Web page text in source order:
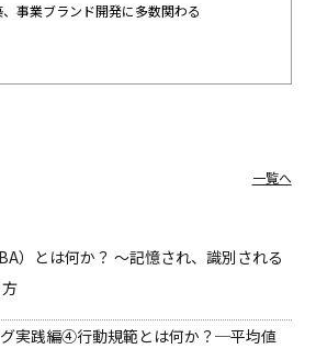
事業ブランド開発に多数関わる
一覧へ
）とは何か？ ～記憶され、識別される
グ実践編④行動規範とは何か？─平均値